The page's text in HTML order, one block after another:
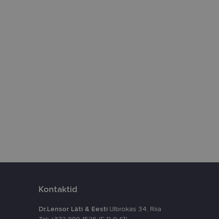
Kontaktid
Dr.Lensor Läti & EestiUlbrokas 34, Riia
navigeerimine